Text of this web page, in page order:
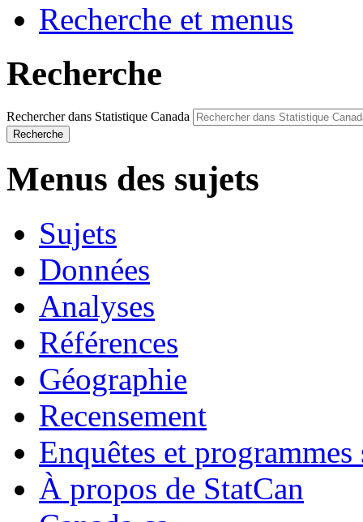
Recherche et menus
Recherche
Rechercher dans Statistique Canada
Recherche
Menus des sujets
Sujets
Données
Analyses
Références
Géographie
Recensement
Enquêtes et
À propos de StatCan